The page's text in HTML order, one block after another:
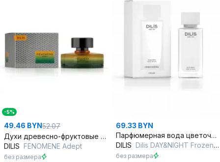
-5%
49.46 BYN52.07
Духи древесно-фруктовые 75 мл для женщин
DILIS FENOMENE Adept
без размера
69.33 BYN
Парфюмерная вода цветочная фруктовая, 100 мл
DILIS Dilis DAY&NIGHT Frozen Morning
без размера